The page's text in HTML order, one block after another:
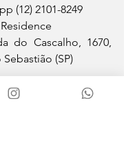
(12) 2101-8249
do Cascalho, 1670,
(SP)
de processo do